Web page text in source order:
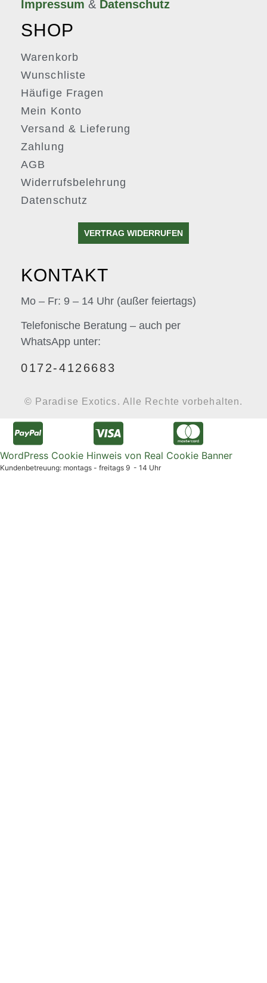
Impressum & Datenschutz
SHOP
Warenkorb
Wunschliste
Häufige Fragen
Mein Konto
Versand & Lieferung
Zahlung
AGB
Widerrufsbelehrung
Datenschutz
VERTRAG WIDERRUFEN
KONTAKT
Mo – Fr: 9 – 14 Uhr (außer feiertags)
Telefonische Beratung – auch per
WhatsApp unter:
0172-4126683
© Paradise Exotics. Alle Rechte vorbehalten.
WordPress Cookie Hinweis von Real Cookie Banner
Kundenbetreuung: montags - freitags 9 - 14 Uhr